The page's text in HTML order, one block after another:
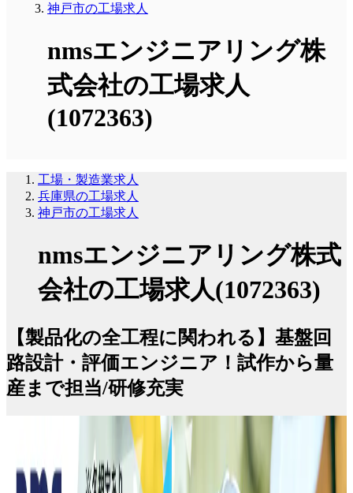
神戸市の工場求人
nmsエンジニアリング株
式会社の工場求人
(1072363)
工場・製造業求人
兵庫県の工場求人
神戸市の工場求人
nmsエンジニアリング株式
会社の工場求人(1072363)
【製品化の全工程に関われる】基盤回
路設計・評価エンジニア！試作から量
産まで担当/研修充実